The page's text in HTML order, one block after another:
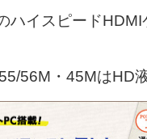
ハイスピード
56M・45MはHD